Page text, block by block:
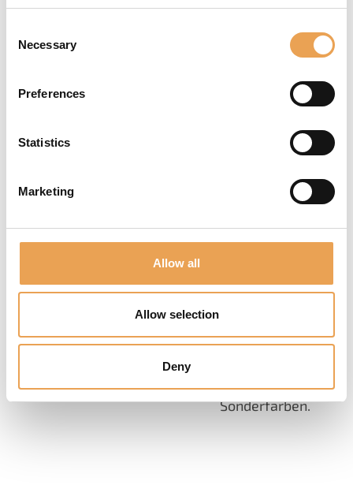
Selection
Necessary
Preferences
Statistics
Marketing
Allow all
Allow selection
Deny
X-Rite i1Basic
Ihre marktführende
Lösung für die
Erstellung von
Pro 3 eignet sich
perfekt für
professionelle
Bildbearbeiter, die
Monitoren und
ein unverzichtbares
präzise Messung von
Sonderfarben.